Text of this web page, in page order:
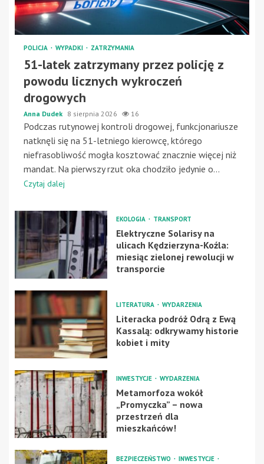
POLICJA WYPADKI ZATRZYMANIA
51-latek zatrzymany przez policję z
powodu licznych wykroczeń
drogowych
Anna Dudek 8 sierpnia 2026 16
Podczas rutynowej kontroli drogowej, funkcjonariusze
natknęli się na 51-letniego kierowcę, którego
niefrasobliwość mogła kosztować znacznie więcej niż
mandat. Na pierwszy rzut oka chodziło jedynie o...
Czytaj dalej
EKOLOGIA TRANSPORT
Elektryczne Solarisy na
ulicach Kędzierzyna-Koźla:
miesiąc zielonej rewolucji w
transporcie
LITERATURA WYDARZENIA
Literacka podróż Odrą z Ewą
Kassalą: odkrywamy historie
kobiet i mity
INWESTYCJE WYDARZENIA
Metamorfoza wokół
„Promyczka” – nowa
przestrzeń dla
mieszkańców!
BEZPIECZEŃSTWO
INWESTYCJE